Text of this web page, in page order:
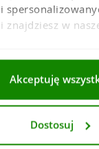
znajdziesz w
Akceptuję
Dostosuj
Regulaminy
Dla mediów